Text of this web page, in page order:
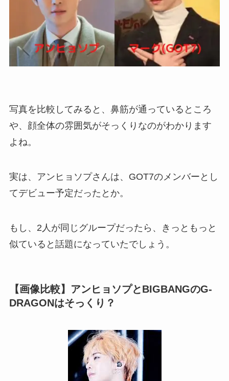
写真を比較してみると、鼻筋が通っているところ
や、顔全体の雰囲気がそっくりなのがわかります
よね。
実は、アンヒョソプさんは、GOT7のメンバーとし
てデビュー予定だったとか。
もし、2人が同じグループだったら、きっともっと
似ていると話題になっていたでしょう。
【画像比較】アンヒョソプとBIGBANGのG-
DRAGONはそっくり？